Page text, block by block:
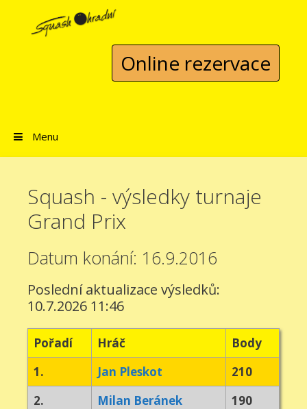
Přeskočit na obsah
Online rezervace
Menu
Squash - výsledky turnaje
Grand Prix
Datum konání: 16.9.2016
Poslední aktualizace výsledků:
10.7.2026 11:46
Pořadí Hráč
Body
1.
Jan Pleskot
210
2.
Milan Beránek
190